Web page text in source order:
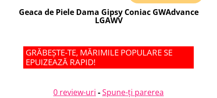
Geaca de Piele Dama Gipsy Coniac GWAdvance
LGAWV
GRĂBEȘTE-TE, MĂRIMILE POPULARE SE
EPUIZEAZĂ RAPID!
0 review-uri -Spune-ţi parerea